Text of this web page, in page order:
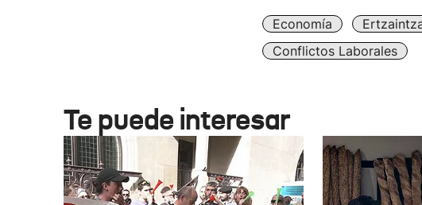
Economía
Conflictos Laborales
Te puede interesar